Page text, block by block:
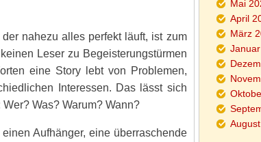
nahezu alles perfekt läuft, ist zum
Leser zu Begeisterungstürmen
eine Story lebt von Problemen,
Interessen. Das lässt sich
Was? Warum? Wann?
Aufhänger, eine überraschende
Mai
April
März